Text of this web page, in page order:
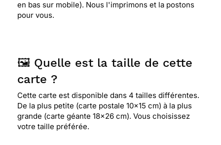
en bas sur mobile). Nous l'imprimons et la postons
pour vous.
🖼️ Quelle est la taille de cette
carte ?
Cette carte est disponible dans 4 tailles différentes.
De la plus petite (carte postale 10x15 cm) à la plus
grande (carte géante 18x26 cm). Vous choisissez
votre taille préférée.